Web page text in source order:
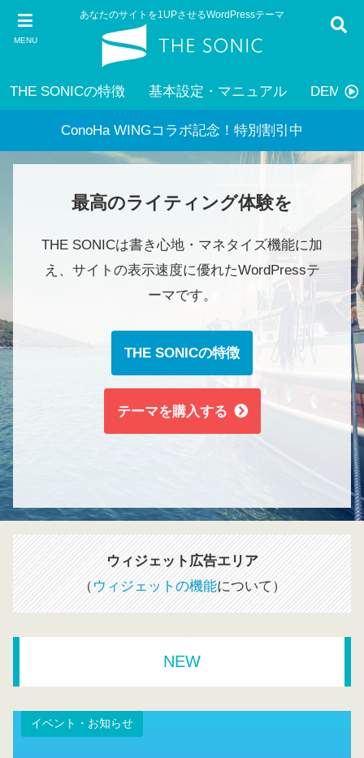
MENU
あなたのサイトを1UPさせるWordPressテーマ
THE SONICの特徴 基本設定・マニュアル DEMO
ConoHa WINGコラボ記念！特別割引中
最高のライティング体験を
THE SONICは書き心地・マネタイズ機能に加
え、サイトの表示速度に優れたWordPressテ
ーマです。
THE SONICの特徴
テーマを購入する
ウィジェット広告エリア
（ ウィジェットの機能について）
NEW
イベント・お知らせ